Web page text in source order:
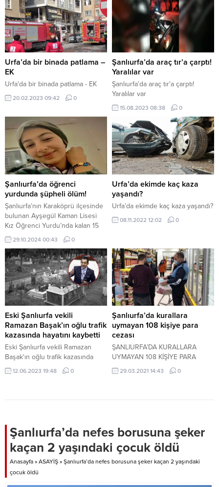
Urfa’da bir binada patlama –
EK
Urfa'da bir binada patlama - EK
20.02.2023 09:42 0
Şanlıurfa’da araç tır’a çarptı!
Yaralılar var
Şanlıurfa'da araç tır'a çarptı!
Yaralılar var
15.08.2023 08:38 0
Şanlıurfa’da öğrenci
yurdunda şüpheli ölüm!
Şanlıurfa’nın Karaköprü ilçesinde
bulunan Ayşegül Kaman Lisesi
Kız Öğrenci Yurdu’nda kalan 15
yaşındaki Dünya Nur Türk isimli
öğrenci hayatını kaybetti. Olayla
ilgili iddialar çelişkili. Yetkililer
ölüm sebebini intihar olarak
açıklarken, ailesi ölüm haberinin
kendilerine bir gün sonra
verildiğini ve kızlarının ölümünün
şüpheli olduğunu belirtiyor. DEM
Parti Şanlıurfa Milletvekili Dilan
Kunt...
29.10.2024 00:43 0
Urfa’da ekimde kaç kaza
yaşandı?
Urfa’da ekimde kaç kaza yaşandı?
08.11.2022 12:02 0
Eski Şanlıurfa vekili
Ramazan Başak’ın oğlu trafik
kazasında hayatını kaybetti
Eski Şanlıurfa vekili Ramazan
Başak'ın oğlu trafik kazasında
hayatını kaybetti
12.06.2023 19:48 0
Şanlıurfa’da kurallara
uymayan 108 kişiye para
cezası
ŞANLIURFA’DA KURALLARA
UYMAYAN 108 KİŞİYE PARA
CEZASI
29.03.2021 14:43 0
Şanlıurfa’da nefes borusuna şeker
kaçan 2 yaşındaki çocuk öldü
Anasayfa » ASAYİŞ » Şanlıurfa’da nefes borusuna şeker kaçan 2 yaşındaki
çocuk öldü